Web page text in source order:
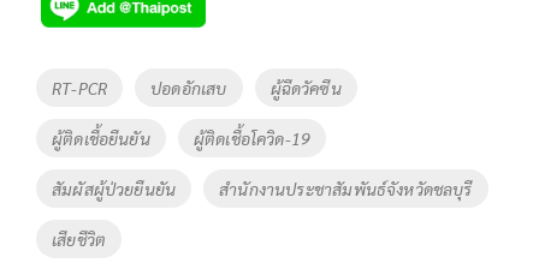
b
o
o
k
er y
Li
k
Tags
RT-PCR ปอดอักเสบ ผู้ฉีดวัคซีน
ผู้ติดเชื้อยืนยัน ผู้ติดเชื้อโควิด-19
สัมผัสผู้ป่วยยืนยัน สำนักงานประชาสัมพันธ์จังหวัดชลบุรี
เสียชีวิต